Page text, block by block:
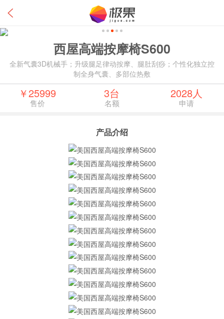
西屋高端按摩椅S600
全新气囊3D机械手；升级腿足律动按摩、腿肚刮痧；个性化独立控
制全身气囊、多部位热敷
￥25999
售价
3台
名额
2028人
申请
产品介绍